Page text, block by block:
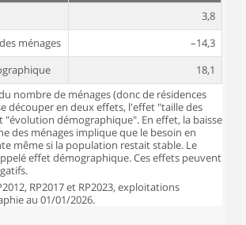
3,8
ménages
–14,3
18,1
nombre de ménages (donc de résidences
découper en deux effets, l'effet "taille des
"évolution démographique". En effet, la baisse
des ménages implique que le besoin en
même si la population restait stable. Le
effet démographique. Ces effets peuvent
RP2017 et RP2023, exploitations
au 01/01/2026.